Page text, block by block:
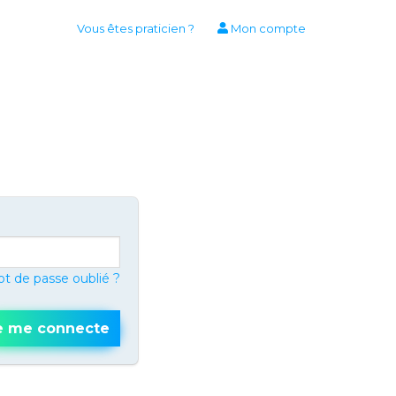
Vous êtes praticien ? Mon compte
de passe oublié ?
me connecte